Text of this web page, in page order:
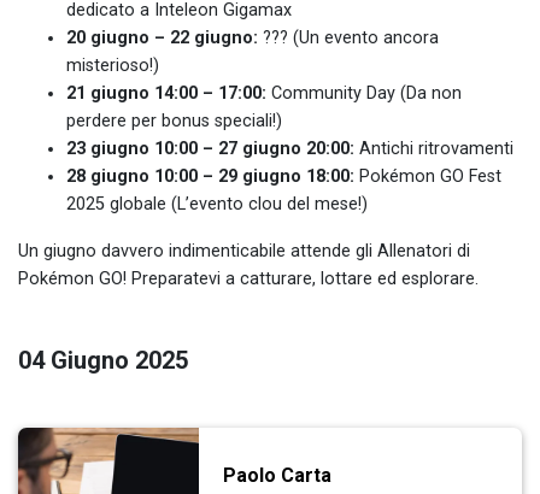
dedicato a Inteleon Gigamax
20 giugno – 22 giugno: ??? (Un evento ancora
misterioso!)
21 giugno 14:00 – 17:00: Community Day (Da non
perdere per bonus speciali!)
23 giugno 10:00 – 27 giugno 20:00: Antichi ritrovamenti
28 giugno 10:00 – 29 giugno 18:00: Pokémon GO Fest
2025 globale (L’evento clou del mese!)
Un giugno davvero indimenticabile attende gli Allenatori di
Pokémon GO! Preparatevi a catturare, lottare ed esplorare.
04 Giugno 2025
Paolo Carta